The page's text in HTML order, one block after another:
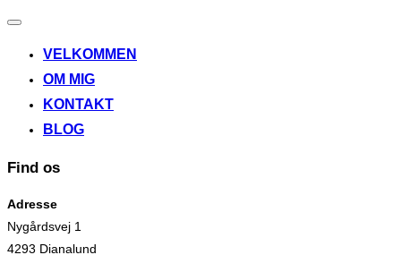
Slå
til/fra
VELKOMMEN
OM MIG
KONTAKT
BLOG
Find os
Adresse
Nygårdsvej 1
4293 Dianalund